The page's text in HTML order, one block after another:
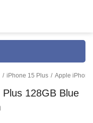
/ iPhone 15 Plus / Apple
128GB Blue